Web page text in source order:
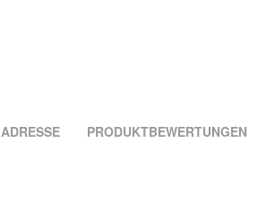
ADRESSE PRODUKTBEWERTUNGEN